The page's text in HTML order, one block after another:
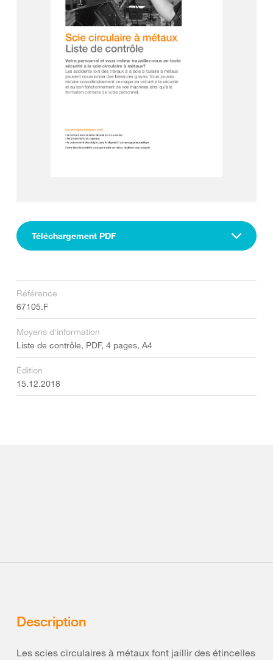
Téléchargement PDF
Référence
67105.F
Moyens d'information
Liste de contrôle, PDF, 4 pages, A4
Édition
15.12.2018
Description
Les scies circulaires à métaux font jaillir des étincelles